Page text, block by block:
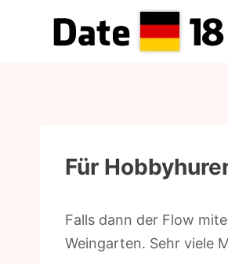
Für
Falls dann der Flow
Weingarten. Sehr viele